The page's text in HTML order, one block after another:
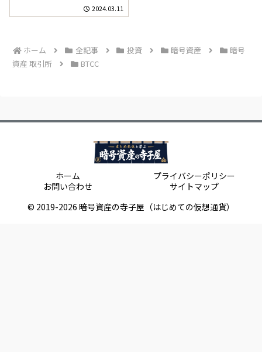
2024.03.11
ホーム 全記事 投資 暗号資産
暗号
資産 取引所
BTCC
ホーム
プライバシーポリシー
お問い合わせ
サイトマップ
© 2019-2026 暗号資産の寺子屋（はじめての仮想通貨）